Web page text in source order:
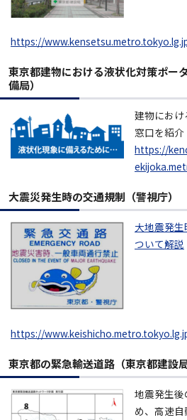
https://
東京都建物における液状化対策ポー
備局）
建物にお
窓口を紹介
https://
大震災発生時の交通規制（警視庁）
大地震発
ついて解説
https://
東京都の緊急輸送道路（東京都建設局
地震発生
め、高速